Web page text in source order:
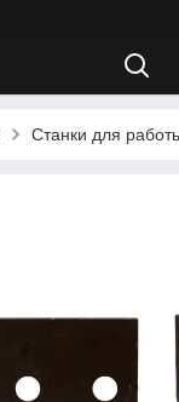
Станки для